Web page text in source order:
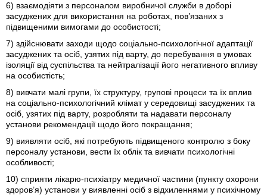
6) взаємодіяти з персоналом виробничої служби в доборі
засуджених для використання на роботах, пов’язаних з
підвищеними вимогами до особистості;
7) здійснювати заходи щодо соціально-психологічної адаптації
засуджених та осіб, узятих під варту, до перебування в умовах
ізоляції від суспільства та нейтралізації його негативного впливу
на особистість;
8) вивчати малі групи, їх структуру, групові процеси та їх вплив
на соціально-психологічний клімат у середовищі засуджених та
осіб, узятих під варту, розробляти та надавати персоналу
установи рекомендації щодо його покращання;
9) виявляти осіб, які потребують підвищеного контролю з боку
персоналу установи, вести їх облік та вивчати психологічні
особливості;
10) сприяти лікарю-психіатру медичної частини (пункту охорони
здоров’я) установи у виявленні осіб з відхиленнями у психічному